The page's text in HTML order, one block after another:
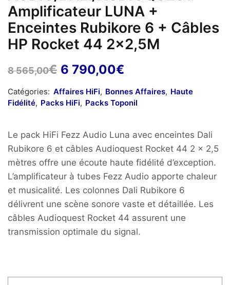
Amplificateur LUNA +
Enceintes Rubikore 6 + Câbles
HP Rocket 44 2×2,5M
8 565,00€ Le
initial
était :
565,00€.
6 790,00€
actuel
790,00€.
Catégories: Affaires HiFi, Bonnes Affaires, Haute
Fidélité, Packs HiFi, Packs Toponil
Le pack HiFi Fezz Audio Luna avec enceintes Dali
Rubikore 6 et câbles Audioquest Rocket 44 2 x 2,5
mètres offre une écoute haute fidélité d’exception.
L’amplificateur à tubes Fezz Audio apporte chaleur
et musicalité. Les colonnes Dali Rubikore 6
délivrent une scène sonore vaste et détaillée. Les
câbles Audioquest Rocket 44 assurent une
transmission optimale du signal.